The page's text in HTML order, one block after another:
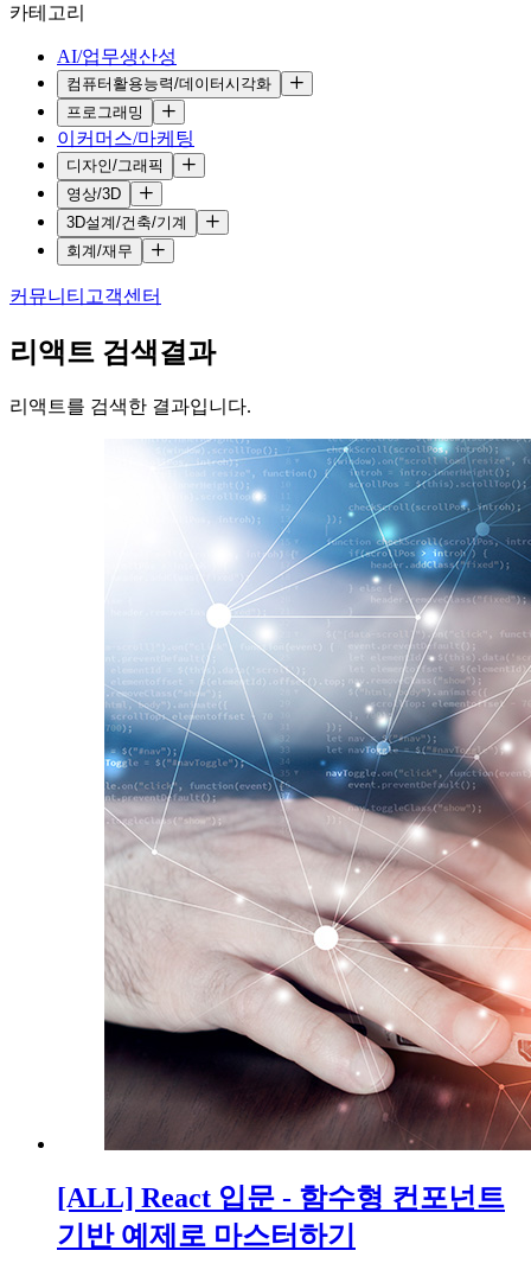
카테고리
AI/업무생산성
컴퓨터활용능력/데이터시각화
프로그래밍
이커머스/마케팅
디자인/그래픽
영상/3D
3D설계/건축/기계
회계/재무
커뮤니티 고객센터
리액트 검색결과
리액트를 검색한 결과입니다.
[ALL] React 입문 - 함수형 컨포넌트
기반 예제로 마스터하기